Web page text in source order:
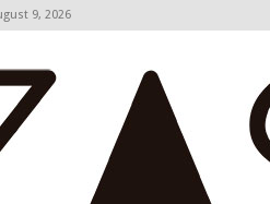
9, 2026